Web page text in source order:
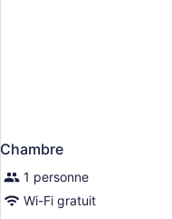
Chambre
1 personne
Wi-Fi gratuit